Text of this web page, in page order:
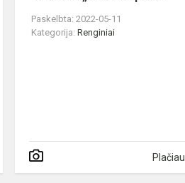
Paskelbta: 2022-05-11
Kategorija:Renginiai
Plačiau